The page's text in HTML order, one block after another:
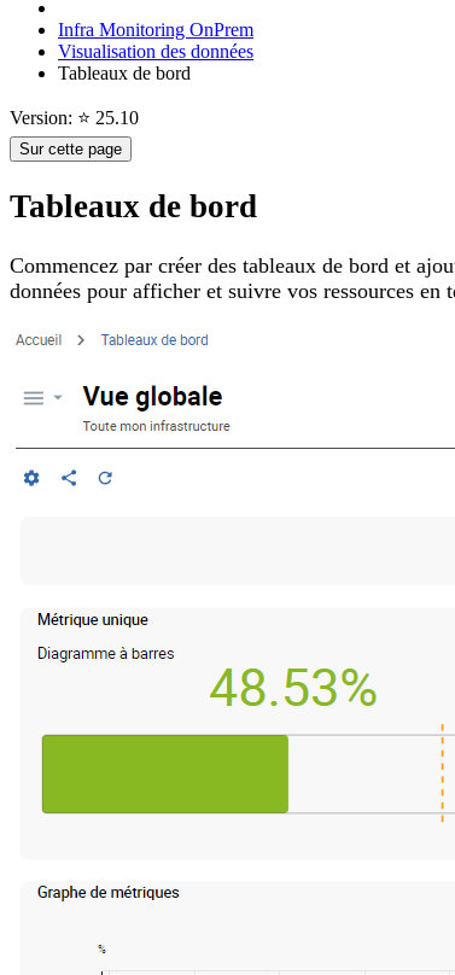
Infra Monitoring OnPrem
Visualisation des données
Tableaux de bord
Version: ⭐ 25.10
Sur cette page
Tableaux de bord
Commencez par créer des tableaux de bord et
données pour afficher et suivre vos ressources en